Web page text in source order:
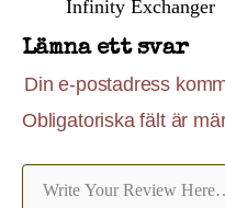
Infinity Exchanger
Lämna ett svar
Din e-postadress
Obligatoriska fält är